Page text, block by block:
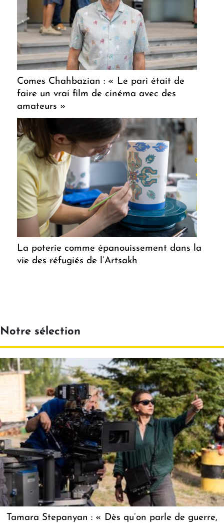
Comes Chahbazian : « Le pari était de
faire un vrai film de cinéma avec des
amateurs »
La poterie comme épanouissement dans la
vie des réfugiés de l’Artsakh
Notre sélection
Tamara Stepanyan : « Dès qu’on parle de guerre,